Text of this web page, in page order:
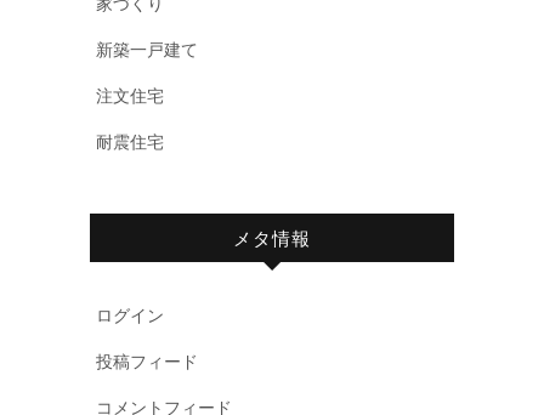
新築一戸建て
注文住宅
耐震住宅
メタ情報
ログイン
投稿フィード
コメントフィード